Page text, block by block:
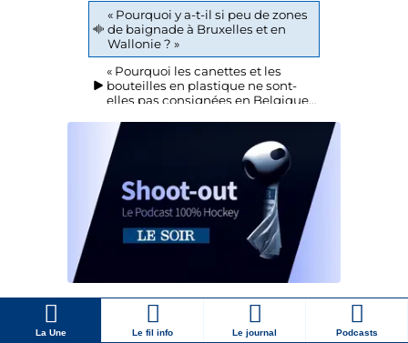
La Une Le fil info Le journal Podcasts